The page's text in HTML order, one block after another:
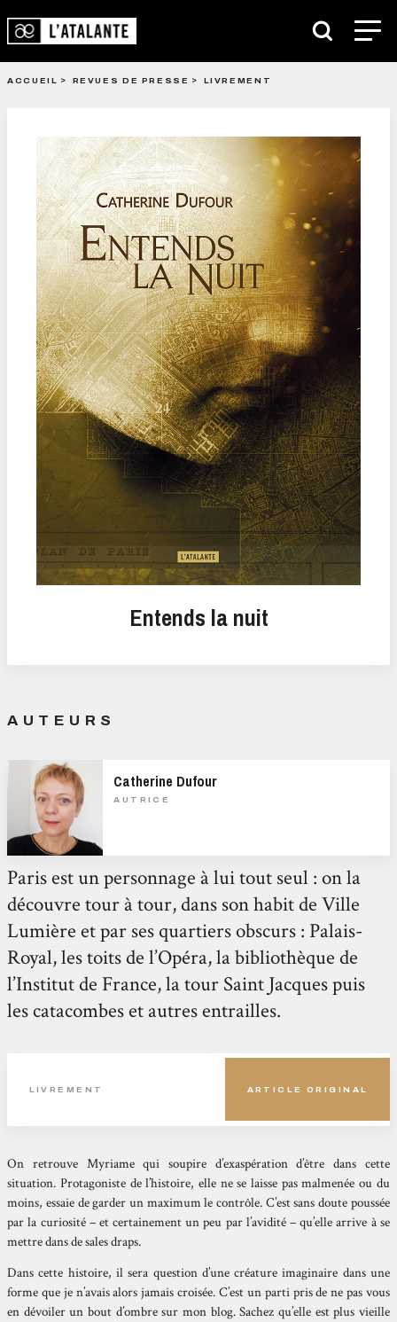
ACCUEIL REVUES DE PRESSE LIVREMENT
Entends la nuit
AUTEURS
Catherine Dufour
AUTRICE
Paris est un personnage à lui tout seul : on la
découvre tour à tour, dans son habit de Ville
Lumière et par ses quartiers obscurs : Palais-
Royal, les toits de l’Opéra, la bibliothèque de
l’Institut de France, la tour Saint Jacques puis
les catacombes et autres entrailles.
LIVREMENT ARTICLE ORIGINAL
On retrouve Myriame qui soupire d’exaspération d’être dans cette
situation. Protagoniste de l’histoire, elle ne se laisse pas malmenée ou du
moins, essaie de garder un maximum le contrôle. C’est sans doute poussée
par la curiosité – et certainement un peu par l’avidité – qu’elle arrive à se
mettre dans de sales draps.
Dans cette histoire, il sera question d’une créature imaginaire dans une
forme que je n’avais alors jamais croisée. C’est un parti pris de ne pas vous
en dévoiler un bout d’ombre sur mon blog. Sachez qu’elle est plus vieille